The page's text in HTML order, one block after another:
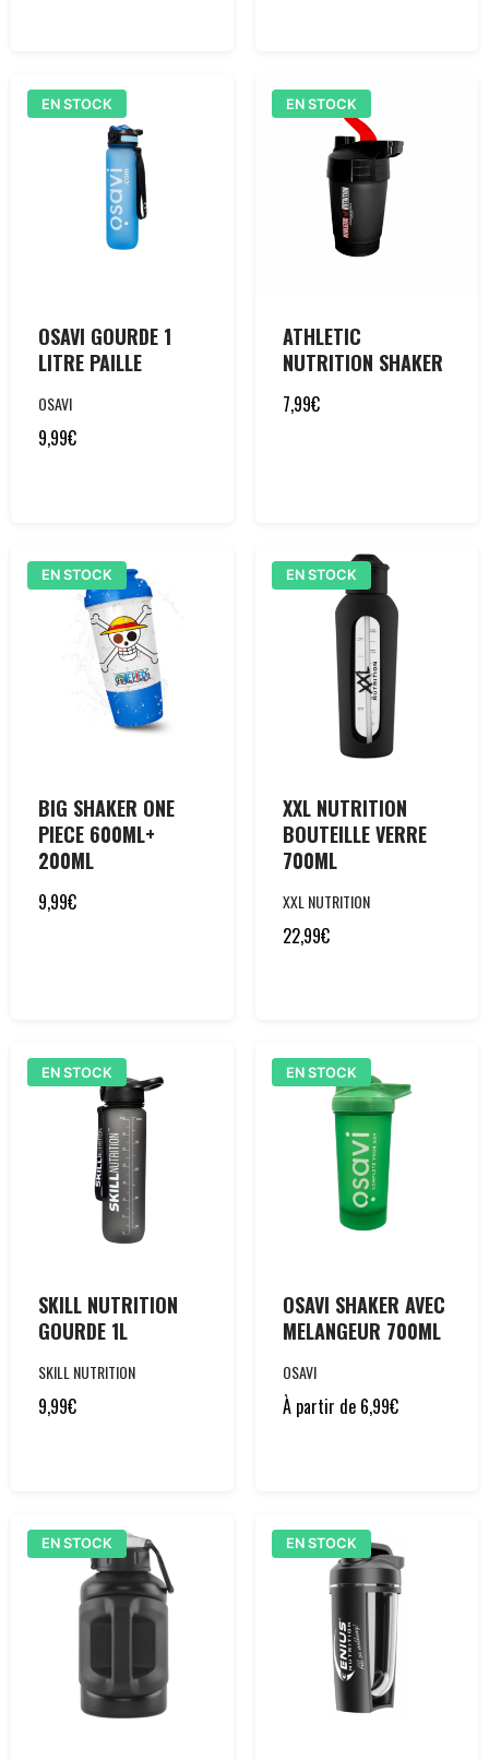
EN STOCK
OSAVI GOURDE 1
LITRE PAILLE
OSAVI
9,99€
EN STOCK
ATHLETIC
NUTRITION SHAKER
7,99€
EN STOCK
BIG SHAKER ONE
PIECE 600ML+
200ML
9,99€
EN STOCK
XXL NUTRITION
BOUTEILLE VERRE
700ML
XXL NUTRITION
22,99€
EN STOCK
SKILL NUTRITION
GOURDE 1L
SKILL NUTRITION
9,99€
EN STOCK
OSAVI SHAKER AVEC
MELANGEUR 700ML
OSAVI
À partir de 6,99€
EN STOCK EN STOCK